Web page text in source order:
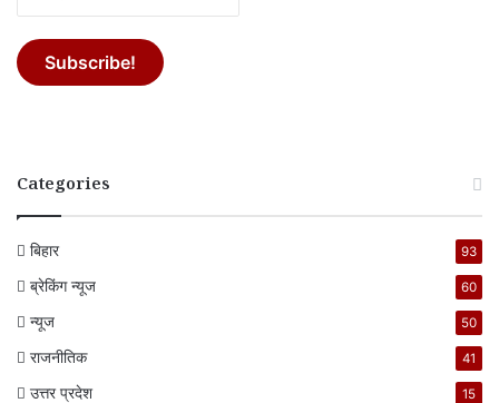
Categories
बिहार 93
ब्रेकिंग न्यूज 60
न्यूज 50
राजनीतिक 41
उत्तर प्रदेश 15